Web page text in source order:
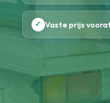
✓ Vaste prijs